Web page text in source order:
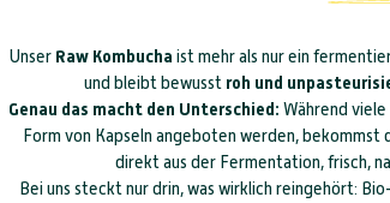
Unser Raw Kombucha ist mehr als nur ein
und bleibt bewusstroh und
Genau das macht den Unterschied:Während
Form von Kapseln angeboten werden,
direkt aus der Fermentation, frisch,
Bei uns steckt nur drin, was wirklich reingehört: